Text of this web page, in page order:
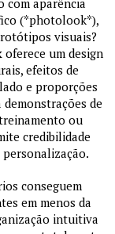
com aparência
(*photolook*),
visuais?
oferece um design
efeitos de
e proporções
de
ou
credibilidade
conseguem
em menos da
intuitiva